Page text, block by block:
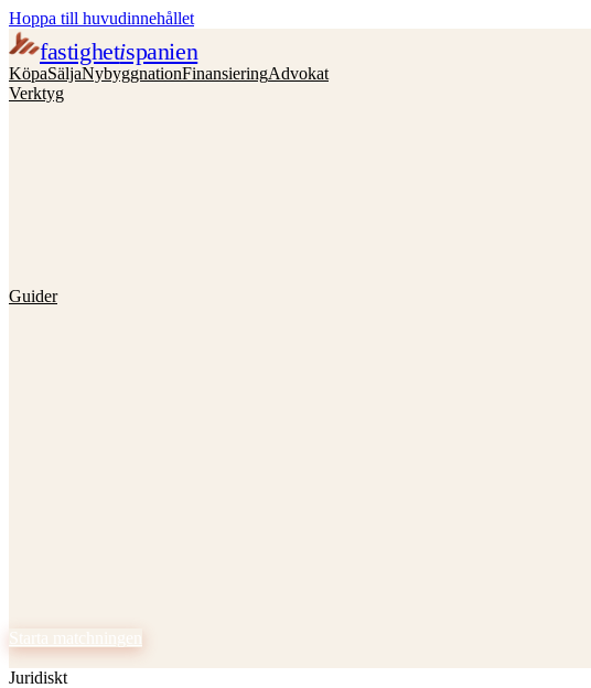
Hoppa till huvudinnehållet
fastighetispanien
KöpaSäljaNybyggnationFinansieringAdvokat
Verktyg
Guider
KöpaMatcha med skandinavisktalande mäklare
Juridiskt